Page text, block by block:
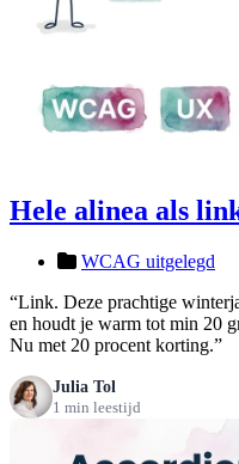
Hele alinea als
WCAG uitgelegd
“Link. Deze prachtige
en houdt je warm tot min 20
Nu met 20 procent korting.”
Julia Tol
1 min leestijd